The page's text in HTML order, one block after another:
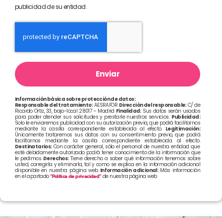
publicidad de su entidad.
Enviar
Información básica sobre protección de datos:
Responsable del tratamiento:AESRAFOR Dirección del responsable:C/ de
Ricardo Ortiz, 33, bajo-local 28017 – Madrid Finalidad:Sus datos serán usados
para poder atender sus solicitudes y prestarle nuestros servicios. Publicidad:
Solo le enviaremos publicidad con su autorización previa, que podrá facilitarnos
mediante la casilla correspondiente establecida al efecto. Legitimación:
Únicamente trataremos sus datos con su consentimiento previo, que podrá
facilitarnos mediante la casilla correspondiente establecida al efecto.
Destinatarios:Con carácter general, sólo el personal de nuestra entidad que
esté debidamente autorizado podrá tener conocimiento de la información que
le pedimos.Derechos:Tiene derecho a saber qué información tenemos sobre
usted, corregirla y eliminarla, tal y como se explica en la información adicional
disponible en nuestra página web.Información adicional:Más información
en el apartado“Política de privacidad”de nuestra página web